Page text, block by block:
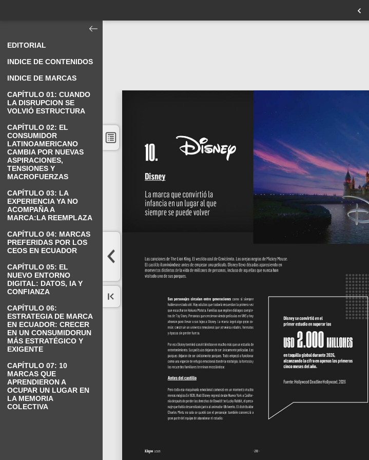
EDITORIAL
INDICE DE CONTENIDOS
INDICE DE MARCAS
CAPÍTULO 01: CUANDO
LA DISRUPCION SE
VOLVIÓ ESTRUCTURA
CAPÍTULO 02: EL
CONSUMIDOR
LATINOAMERICANO
CAMBIA POR NUEVAS
ASPIRACIONES,
TENSIONES Y
MACROFUERZAS
CAPÍTULO 03: LA
EXPERIENCIA YA NO
ACOMPAÑA A
MARCA:LA REEMPLAZA
CAPÍTULO 04: MARCAS
PREFERIDAS POR LOS
CEOS EN ECUADOR
CAPÍTULO 05: EL
NUEVO ENTORNO
DIGITAL: DATOS, IA Y
CONFIANZA
CAPÍTULO 06:
ESTRATEGIA DE MARCA
EN ECUADOR: CRECER
EN UN CONSUMIDORUN
MÁS ESTRATÉGICO Y
EXIGENTE
CAPÍTULO 07: 10
MARCAS QUE
APRENDIERON A
OCUPAR UN LUGAR EN
LA MEMORIA
COLECTIVA